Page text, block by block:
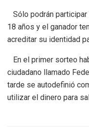
Sólo podrán
18 años y el ganador
acreditar su identidad
En el primer sorteo
ciudadano llamado
tarde se autodefinió
utilizar el dinero para